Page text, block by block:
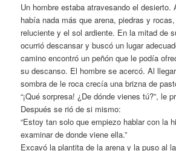
Un hombre estaba atravesando el desierto.
había nada más que arena, piedras y
reluciente y el sol ardiente. En la mitad de
ocurrió descansar y buscó un lugar
camino encontró un peñón que le podía
su descanso. El hombre se acercó. Al
sombra de le roca crecía una brizna de
“¡Qué sorpresa! ¿De dónde vienes tú?”, le
Después se rió de si mismo:
“Estoy tan solo que empiezo hablar con la
examinar de donde viene ella.”
Excavó la plantita de la arena y la puso al